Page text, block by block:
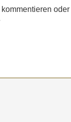
oder